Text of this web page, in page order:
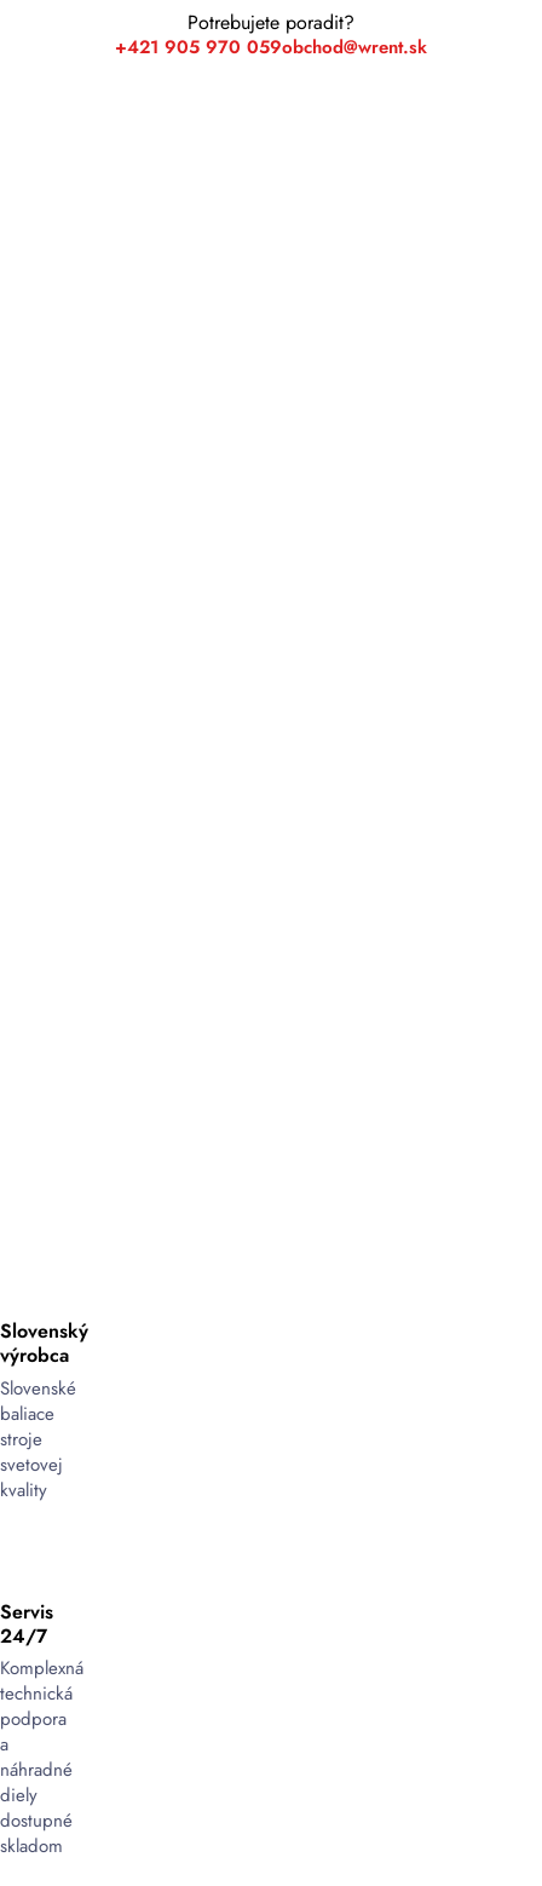
Potrebujete poradit?
+421 905 970 059obchod@wrent.sk
Slovenský
výrobca
Slovenské
baliace
stroje
svetovej
kvality
Servis
24/7
Komplexná
technická
podpora
a
náhradné
diely
dostupné
skladom